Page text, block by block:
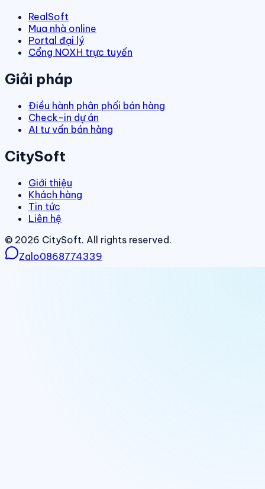
RealSoft
Mua nhà online
Portal đại lý
Cổng NOXH trực tuyến
Giải pháp
Điều hành phân phối bán hàng
Check-in dự án
AI tư vấn bán hàng
CitySoft
Giới thiệu
Khách hàng
Tin tức
Liên hệ
© 2026 CitySoft. All rights reserved.
Zalo0868774339